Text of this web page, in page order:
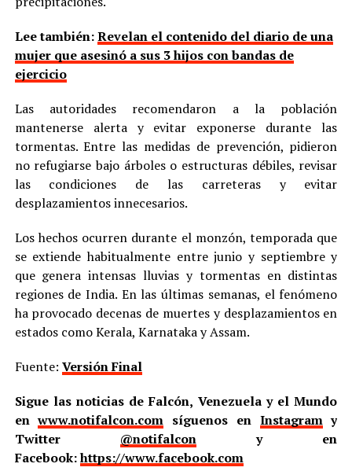
Lee también:Revelan el contenido del diario de una
mujer que asesinó a sus 3 hijos con bandas de
ejercicio
Las autoridades recomendaron a la población
mantenerse alerta y evitar exponerse durante las
tormentas. Entre las medidas de prevención, pidieron
no refugiarse bajo árboles o estructuras débiles, revisar
las condiciones de las carreteras y evitar
desplazamientos innecesarios.
Los hechos ocurren durante el monzón, temporada que
se extiende habitualmente entre junio y septiembre y
que genera intensas lluvias y tormentas en distintas
regiones de India. En las últimas semanas, el fenómeno
ha provocado decenas de muertes y desplazamientos en
estados como Kerala, Karnataka y Assam.
Fuente: Versión Final
Sigue las noticias de Falcón, Venezuela y el Mundo
enwww.notifalcon.com síguenos en Instagramy
Twitter @notifalcony en
Facebook:https://www.facebook.com